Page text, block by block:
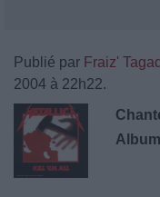
Publié par Fraiz'
2004 à 22h22.